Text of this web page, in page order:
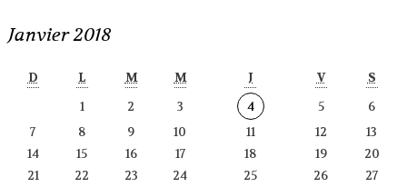
Janvier 2018
D L M M J V
S
1
2 3 4 5
6
7
8 9 10 11 12
13
14
15 16 17 18 19
20
21
22 23 24 25 26
27